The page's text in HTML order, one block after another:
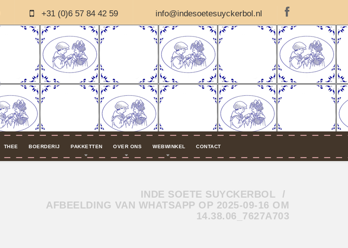
+31 (0)6 57 84 42 59 info@indesoetesuyckerbol.nl
THEE BOERDERIJ PAKKETTEN OVER ONS WEBWINKEL CONTACT
INDE SOETE SUYCKERBOL
AFBEELDING VAN WHATSAPP OP 2025-09-16 OM
14.38.06_7627A703